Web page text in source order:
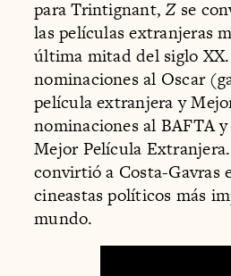
para Trintignant,Zse
las películas extranjeras
última mitad del siglo
nominaciones al Oscar
película extranjera y
nominaciones al BAFTA
Mejor Película
convirtió a Costa-Gavras
cineastas políticos más
mundo.